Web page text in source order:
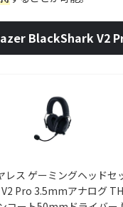
BlackShark V2
レス ゲーミングヘッドセ
Pro 3.5mmアナログ